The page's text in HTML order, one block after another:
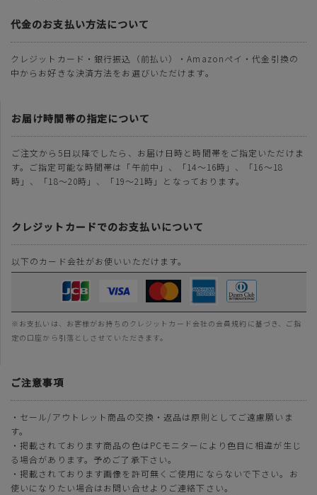
代金のお支払い方法について
クレジットカード・銀行振込（前払い）・Amazonペイ・代金引換の
中からお好きな決済方法をお選びいただけます。
お届け時間帯の指定について
ご注文から5日以降でしたら、お届け日時と時間帯をご指定いただけま
す。ご指定可能な時間帯は「午前中」、「14～16時」、「16～18
時」、「18～20時」、「19～21時」となっております。
クレジットカードでのお支払いについて
以下のカード会社がお使いいただけます。
※お支払いは、お客様がお持ちのクレジットカード会社の会員規約に基づき、ご指
定の口座から引落としさせていただきます。
ご注意事項
・セール/アウトレット商品の交換・返品は原則としてご遠慮願いま
す。
・掲載されております商品の色はPCモニターにより色目に相違が生じ
る場合があります。予めご了承下さい。
・掲載されております画像を許可無くご使用にならないで下さい。お
使いになりたい場合はお問い合せよりご連絡下さい。